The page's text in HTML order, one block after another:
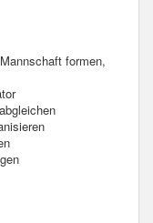
formen,